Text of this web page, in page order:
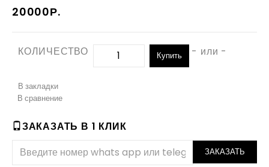
20000Р.
КОЛИЧЕСТВО Купить - или -
В закладки
В сравнение
ЗАКАЗАТЬ В 1 КЛИК
ЗАКАЗАТЬ